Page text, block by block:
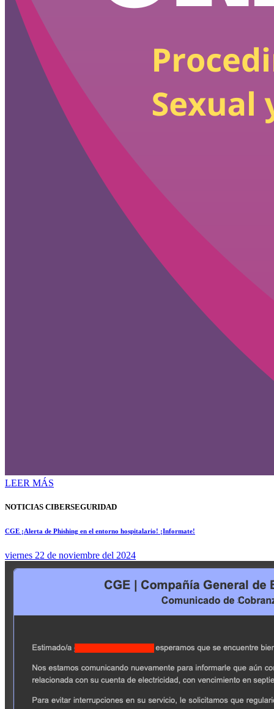
LEER MÁS
NOTICIAS CIBERSEGURIDAD
CGE ¡Alerta de Phishing en el entorno hospitalario! ¡Informate!
viernes 22 de noviembre del 2024